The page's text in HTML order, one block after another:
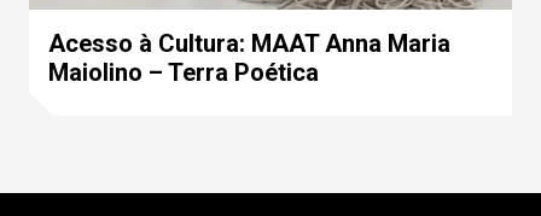
Acesso à Cultura: MAAT Anna Maria
Maiolino – Terra Poética